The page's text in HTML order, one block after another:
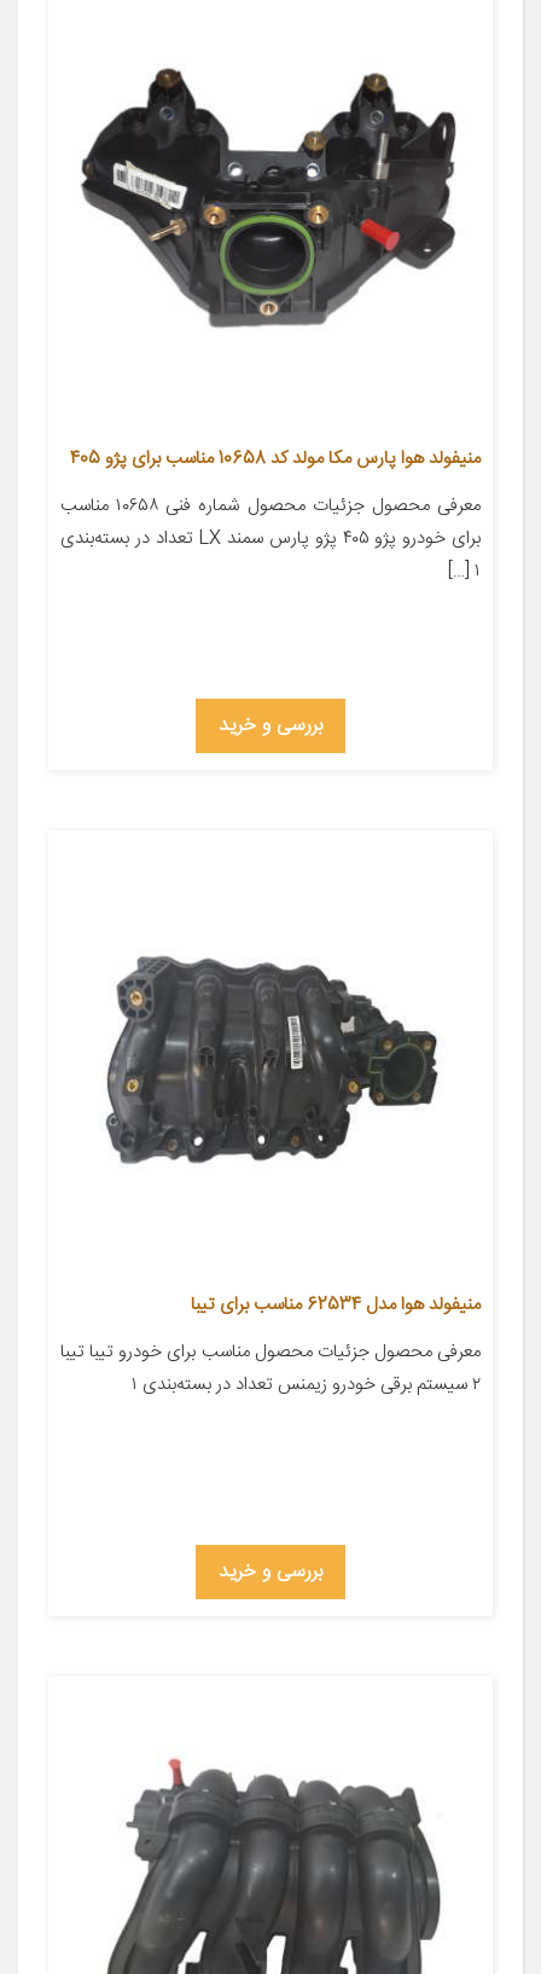
منیفولد هوا پارس مکا مولد کد 10658 مناسب برای پژو 405
معرفی محصول جزئیات محصول شماره فنی ۱۰۶۵۸ مناسب
برای خودرو پژو ۴۰۵ پژو پارس سمند LX تعداد در بسته‌بندی
۱ […]
بررسی و خرید
منیفولد هوا مدل 62534 مناسب برای تیبا
معرفی محصول جزئیات محصول مناسب برای خودرو تیبا تیبا
۲ سیستم برقی خودرو زیمنس تعداد در بسته‌بندی ۱
بررسی و خرید